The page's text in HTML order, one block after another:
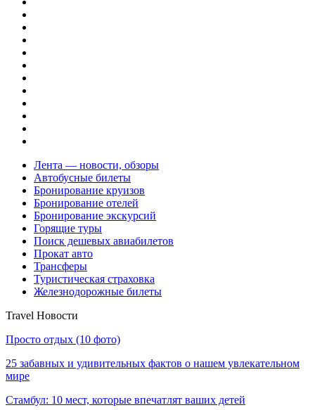
Лента — новости, обзоры
Автобусные билеты
Бронирование круизов
Бронирование отелей
Бронирование экскурсий
Горящие туры
Поиск дешевых авиабилетов
Прокат авто
Трансферы
Туристическая страховка
Железнодорожные билеты
Travel Новости
Просто отдых (10 фото)
25 забавных и удивительных фактов о нашем увлекательном
мире
Стамбул: 10 мест, которые впечатлят ваших детей